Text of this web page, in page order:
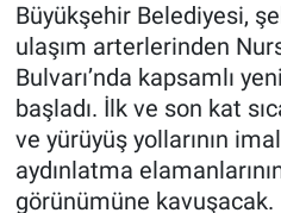
Büyükşehir Belediyesi,
ulaşım arterlerinden
Bulvarı’nda kapsamlı
başladı. İlk ve son kat
ve yürüyüş yollarının
aydınlatma
görünümüne kavuşacak.
Spor
Kültür Sanat
Sağlık
Tüm Manşetler
Son Dakika Haberleri
Haber Arşivi